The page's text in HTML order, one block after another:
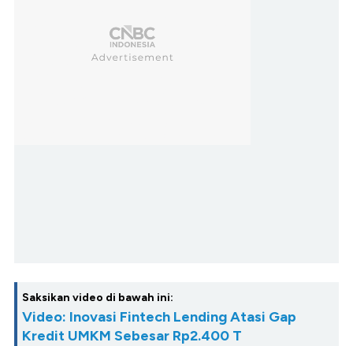
Saksikan video di bawah ini:
Video: Inovasi Fintech Lending Atasi Gap
Kredit UMKM Sebesar Rp2.400 T